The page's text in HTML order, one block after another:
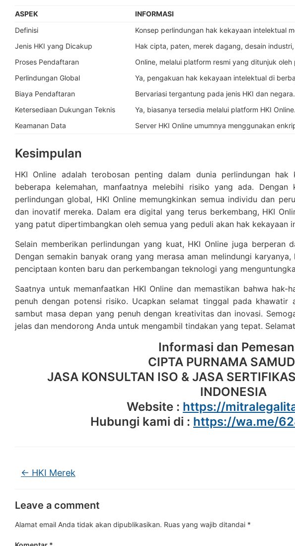
ASPEK
INFORMASI
Definisi
Konsep perlindungan hak kekayaan intelektual
Jenis HKI yang Dicakup
Hak cipta, paten, merek dagang, desain industri,
Proses Pendaftaran
Online, melalui platform resmi yang ditunjuk oleh
Perlindungan Global
Ya, pengakuan hak kekayaan intelektual di
Biaya Pendaftaran
Bervariasi tergantung pada jenis HKI dan negara.
Ketersediaan Dukungan Teknis
Ya, biasanya tersedia melalui platform HKI Online.
Keamanan Data
Server HKI Online umumnya menggunakan
Kesimpulan
HKI Online adalah terobosan penting dalam dunia perlindungan hak
beberapa kelemahan, manfaatnya melebihi risiko yang ada. Dengan
perlindungan global, HKI Online memungkinkan semua individu dan
dan inovatif mereka. Dalam era digital yang terus berkembang, HKI
yang patut dipertimbangkan oleh semua yang peduli akan hak kekayaan
Selain memberikan perlindungan yang kuat, HKI Online juga berperan
Dengan semakin banyak orang yang merasa aman melindungi
penciptaan konten baru dan perkembangan teknologi yang
Saatnya untuk memanfaatkan HKI Online dan memastikan bahwa
penuh dengan potensi risiko. Ucapkan selamat tinggal pada khawatir
sambut masa depan yang penuh dengan kreativitas dan inovasi.
jelas dan mendorong Anda untuk mengambil tindakan yang tepat.
Informasi dan
CIPTA PURNAMA
JASA KONSULTAN ISO & JASA
INDONESIA
Website : https://
Hubungi kami di : https://wa.me/
← HKI Merek
Leave a comment
Alamat email Anda tidak akan dipublikasikan. Ruas yang wajib ditandai *